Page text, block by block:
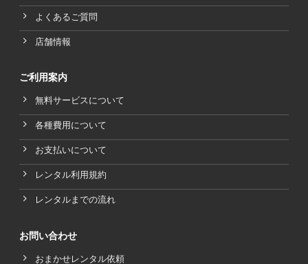
よくあるご質問
店舗情報
ご利用案内
無料サービスについて
各種費用について
お支払いについて
レンタル利用規約
レンタルまでの流れ
お問い合わせ
おまかせレンタル依頼